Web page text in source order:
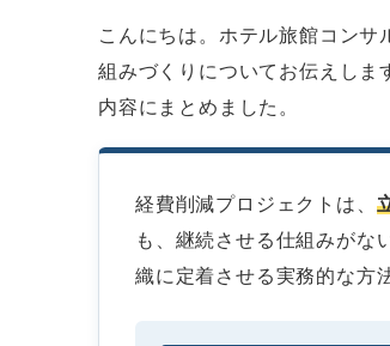
こんにちは。ホテル旅館コン
組みづくりについてお伝えしま
内容にまとめました。
経費削減プロジェクトは、
も、継続させる仕組みがな
織に定着させる実務的な方